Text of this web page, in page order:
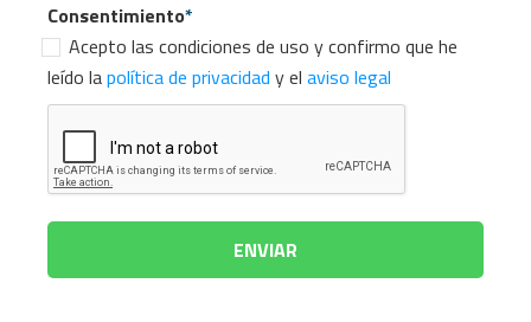
Consentimiento*
Acepto las condiciones de uso y confirmo que he
leído lapolítica de privacidad y el aviso legal